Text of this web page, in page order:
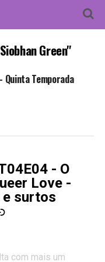
Green"
Quinta Temporada
- O
Love -
e surtos
com mais um